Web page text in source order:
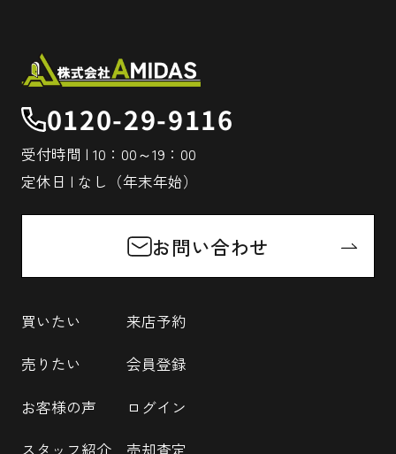
0120-29-9116
受付時間 | 10：00～19：00
定休日 | なし（年末年始）
お問い合わせ
買いたい
売りたい
お客様の声
来店予約
会員登録
ログイン